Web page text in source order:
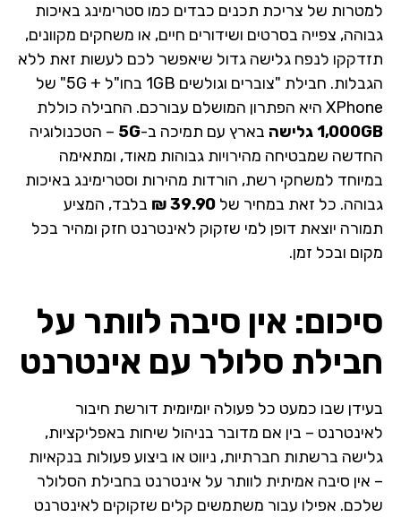
למטרות של צריכת תכנים כבדים כמו סטרימינג באיכות
גבוהה, צפייה בסרטים ושידורים חיים, או משחקים מקוונים,
תזדקקו לנפח גלישה גדול שיאפשר לכם לעשות זאת ללא
הגבלות. חבילת "צוברים וגולשים 1GB בחו"ל + 5G" של
XPhone היא הפתרון המושלם עבורכם. החבילה כוללת
1,000GB גלישה
בארץ עם תמיכה ב-5G – הטכנולוגיה
החדשה שמבטיחה מהירויות גבוהות מאוד, ומתאימה
במיוחד למשחקי רשת, הורדות מהירות וסטרימינג באיכות
גבוהה. כל זאת במחיר של 39.90 ₪
בלבד, המציע
תמורה יוצאת דופן למי שזקוק לאינטרנט חזק ומהיר בכל
מקום ובכל זמן.
סיכום: אין סיבה לוותר על
חבילת סלולר עם אינטרנט
בעידן שבו כמעט כל פעולה יומיומית דורשת חיבור
לאינטרנט – בין אם מדובר בניהול שיחות באפליקציות,
גלישה ברשתות חברתיות, ניווט או ביצוע פעולות בנקאיות
– אין סיבה אמיתית לוותר על אינטרנט בחבילת הסלולר
שלכם. אפילו עבור משתמשים קלים שזקוקים לאינטרנט